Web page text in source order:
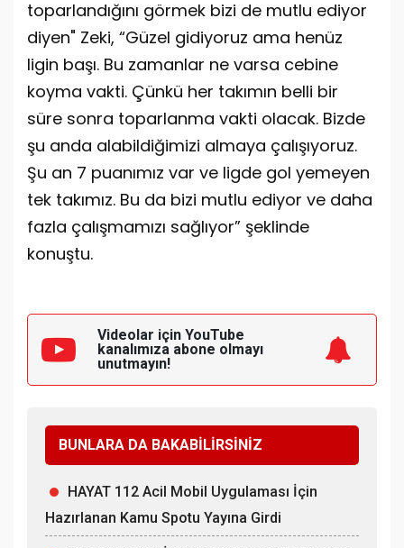
toparlandığını görmek bizi de mutlu ediyor
diyen" Zeki, “Güzel gidiyoruz ama henüz
ligin başı. Bu zamanlar ne varsa cebine
koyma vakti. Çünkü her takımın belli bir
süre sonra toparlanma vakti olacak. Bizde
şu anda alabildiğimizi almaya çalışıyoruz.
Şu an 7 puanımız var ve ligde gol yemeyen
tek takımız. Bu da bizi mutlu ediyor ve daha
fazla çalışmamızı sağlıyor” şeklinde
konuştu.
Videolar için YouTube
kanalımıza abone olmayı
unutmayın!
BUNLARA DA BAKABİLİRSİNİZ
HAYAT 112 Acil Mobil Uygulaması İçin
Hazırlanan Kamu Spotu Yayına Girdi